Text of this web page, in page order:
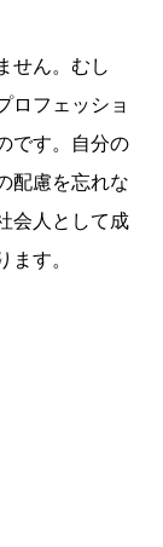
せん。むし
ロフェッショ
です。自分の
配慮を忘れな
会人として成
ます。